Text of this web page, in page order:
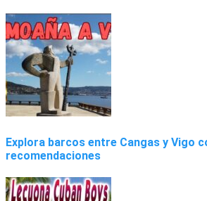
Explora barcos entre Cangas y Vigo
recomendaciones